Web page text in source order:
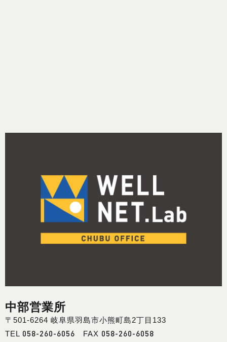
中部営業所
〒501-6264 岐阜県羽島市小熊町島2丁目133
TEL 058-260-6056 FAX 058-260-6058